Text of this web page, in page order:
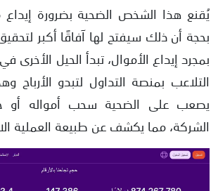
يُقنع هذا الشخص الضحية بضرورة إيداع
بحجة أن ذلك سيفتح لها آفاقًا أكبر
بمجرد إيداع الأموال، تبدأ الحيل الأخرى
التلاعب بمنصة التداول لتبدو الأرباح
يصعب على الضحية سحب أمواله أو
الشركة، مما يكشف عن طبيعة العملية